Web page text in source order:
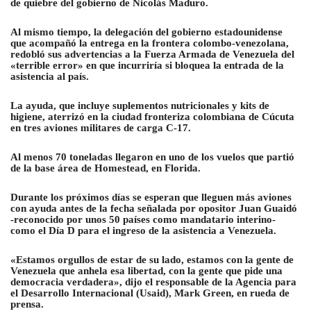
de quiebre del gobierno de Nicolás Maduro.
Al mismo tiempo, la delegación del gobierno estadounidense
que acompañó la entrega en la frontera colombo-venezolana,
redobló sus advertencias a la Fuerza Armada de Venezuela del
«terrible error» en que incurriría si bloquea la entrada de la
asistencia al país.
La ayuda, que incluye suplementos nutricionales y kits de
higiene, aterrizó en la ciudad fronteriza colombiana de Cúcuta
en tres aviones militares de carga C-17.
Al menos 70 toneladas llegaron en uno de los vuelos que partió
de la base área de Homestead, en Florida.
Durante los próximos días se esperan que lleguen más aviones
con ayuda antes de la fecha señalada por opositor Juan Guaidó
-reconocido por unos 50 países como mandatario interino-
como el Día D para el ingreso de la asistencia a Venezuela.
«Estamos orgullos de estar de su lado, estamos con la gente de
Venezuela que anhela esa libertad, con la gente que pide una
democracia verdadera», dijo el responsable de la Agencia para
el Desarrollo Internacional (Usaid), Mark Green, en rueda de
prensa.